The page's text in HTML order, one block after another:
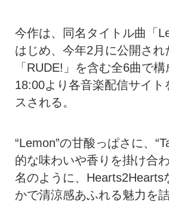
今作は、同名タイトル曲「
はじめ、今年2月に公開され
「RUDE!」を含む全6曲で
18:00より各音楽配信サイト
スされる。
“Lemon”の甘酸っぱさに、
的な味わいや香りを掛け合
名のように、Hearts2Hearts
かで清涼感あふれる魅力を